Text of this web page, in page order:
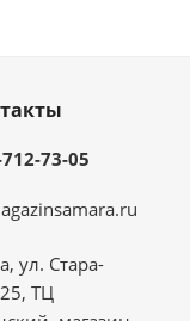
73-05
ул. Стара-
ТЦ